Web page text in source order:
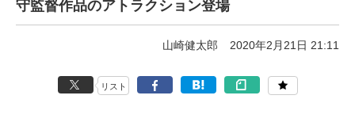
守監督作品のアトラクション登場
山崎健太郎 2020年2月21日 21:11
リスト